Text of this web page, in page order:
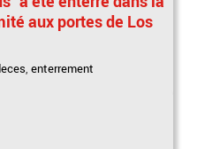
aux portes de Los
,enterrement